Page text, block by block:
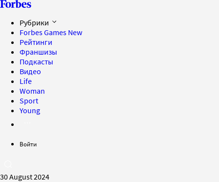
Рубрики
Forbes Games New
Рейтинги
Франшизы
Подкасты
Видео
Life
Woman
Sport
Young
Войти
30 August 2024